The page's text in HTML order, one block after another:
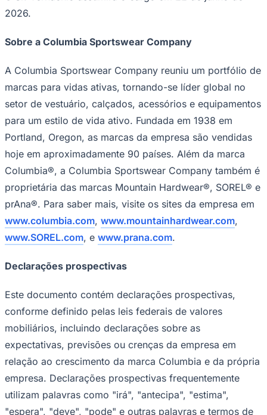
O Sr. Vernachio assumirá o cargo em 22 de junho de
A Columbia Sportswear Company reuniu um portfólio de
marcas para vidas ativas, tornando-se líder global no
setor de vestuário, calçados, acessórios e equipamentos
para um estilo de vida ativo. Fundada em 1938 em
Portland, Oregon, as marcas da empresa são vendidas
hoje em aproximadamente 90 países. Além da marca
Columbia®, a Columbia Sportswear Company também é
proprietária das marcas Mountain Hardwear®, SOREL® e
prAna®. Para saber mais, visite os sites da empresa em
www.columbia.com www.mountainhardwear.com
www.SOREL.com
www.prana.com
Este documento contém declarações prospectivas,
conforme definido pelas leis federais de valores
mobiliários, incluindo declarações sobre as
expectativas, previsões ou crenças da empresa em
relação ao crescimento da marca Columbia e da própria
empresa. Declarações prospectivas frequentemente
utilizam palavras como "irá", "antecipa", "estima",